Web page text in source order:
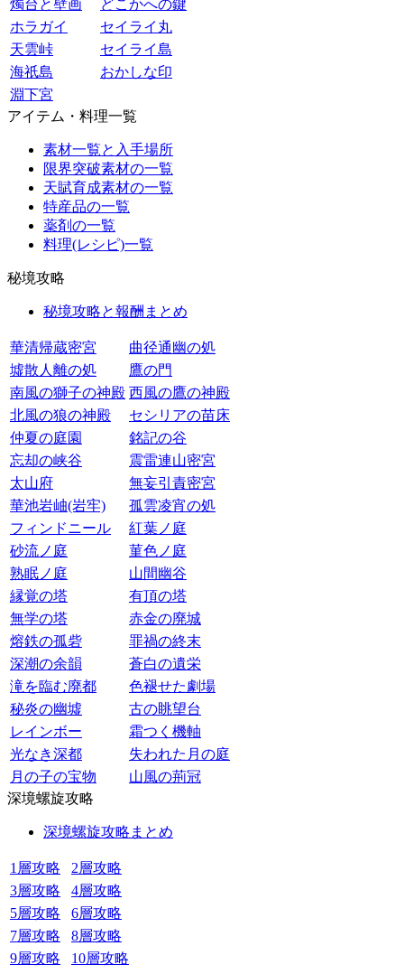
燭台と壁画
どこかへの鍵
ホラガイ
セイライ丸
天雲峠
セイライ島
海祇島
おかしな印
淵下宮
アイテム・料理一覧
素材一覧と入手場所
限界突破素材の一覧
天賦育成素材の一覧
特産品の一覧
薬剤の一覧
料理(レシピ)一覧
秘境攻略
秘境攻略と報酬まとめ
華清帰蔵密宮
曲径通幽の処
墟散人離の処
鷹の門
南風の獅子の神殿 西風の鷹の神殿
北風の狼の神殿
セシリアの苗床
仲夏の庭園
銘記の谷
忘却の峡谷
震雷連山密宮
太山府
無妄引責密宮
華池岩岫(岩牢)
孤雲凌宵の処
フィンドニール
紅葉ノ庭
砂流ノ庭
菫色ノ庭
熟眠ノ庭
山間幽谷
縁覚の塔
有頂の塔
無学の塔
赤金の廃城
熔鉄の孤砦
罪禍の終末
深潮の余韻
蒼白の遺栄
滝を臨む廃都
色褪せた劇場
秘炎の幽墟
古の眺望台
レインボー
霜つく機軸
光なき深都
失われた月の庭
月の子の宝物
山風の荊冠
深境螺旋攻略
深境螺旋攻略まとめ
1層攻略
2層攻略
3層攻略
4層攻略
5層攻略
6層攻略
7層攻略
8層攻略
9層攻略
10層攻略